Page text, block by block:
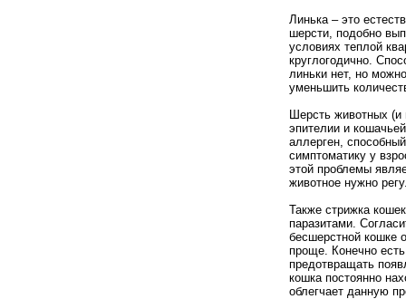
Линька – это
шерсти, подобно
условиях теплой
круглогодично.
линьки нет, но
уменьшить
Шерсть животных
эпителии и
аллерген,
симптоматику у
этой проблемы
животное нужно
Также стрижка
паразитами.
бесшерстной кошке
проще. Конечно
предотвращать
кошка постоянно
облегчает данную